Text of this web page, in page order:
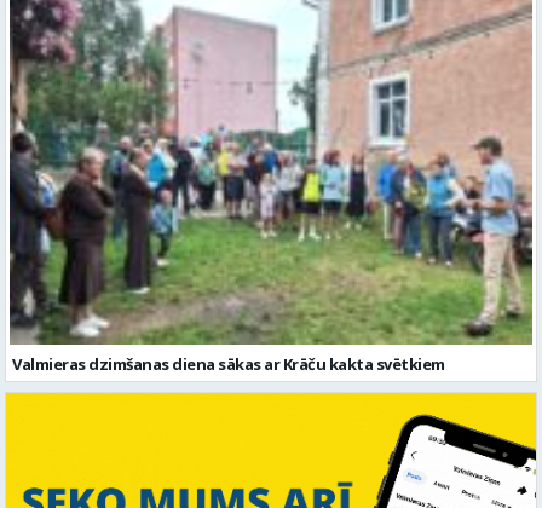
Valmieras dzimšanas diena sākas ar Krāču kakta svētkiem